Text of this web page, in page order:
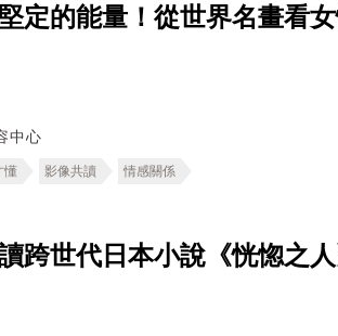
定的能量！從世界名畫看
中心
懂 影像共讀 情感關係
跨世代日本小說《恍惚之